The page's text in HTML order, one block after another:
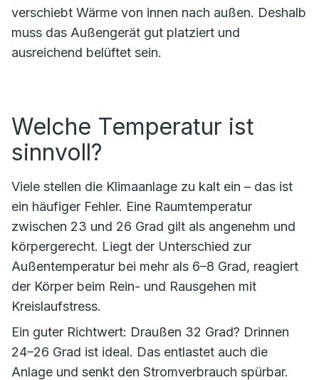
verschiebt Wärme von innen nach außen. Deshalb
muss das Außengerät gut platziert und
ausreichend belüftet sein.
Welche Temperatur ist
sinnvoll?
Viele stellen die Klimaanlage zu kalt ein – das ist
ein häufiger Fehler. Eine Raumtemperatur
zwischen 23 und 26 Grad gilt als angenehm und
körpergerecht. Liegt der Unterschied zur
Außentemperatur bei mehr als 6–8 Grad, reagiert
der Körper beim Rein- und Rausgehen mit
Kreislaufstress.
Ein guter Richtwert: Draußen 32 Grad? Drinnen
24–26 Grad ist ideal. Das entlastet auch die
Anlage und senkt den Stromverbrauch spürbar.